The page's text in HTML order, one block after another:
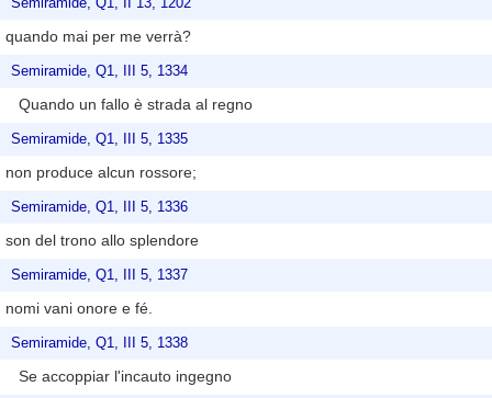
Semiramide, Q1, II 13, 1202
quando mai per me verrà?
Semiramide, Q1, III 5, 1334
Quando un fallo è strada al regno
Semiramide, Q1, III 5, 1335
non produce alcun rossore;
Semiramide, Q1, III 5, 1336
son del trono allo splendore
Semiramide, Q1, III 5, 1337
nomi vani onore e fé.
Semiramide, Q1, III 5, 1338
Se accoppiar l'incauto ingegno